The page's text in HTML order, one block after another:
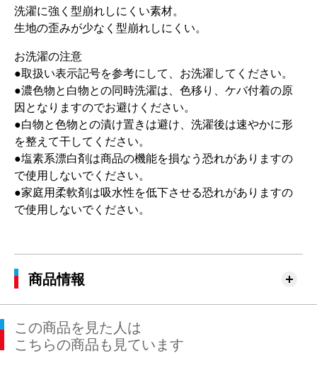
洗濯に強く型崩れしにくい素材。
生地の歪みが少なく型崩れしにくい。
お洗濯の注意
●取扱い表示記号を参考にして、お洗濯してください。
●濃色物と白物との同時洗濯は、色移り、ケバ付着の原
因となりますのでお避けください。
●白物と色物との漬け置きは避け、洗濯後は速やかに形
を整えて干してください。
●塩素系漂白剤は商品の機能を損なう恐れがありますの
で使用しないでください。
●家庭用柔軟剤は吸水性を低下させる恐れがありますの
で使用しないでください。
商品情報
この商品を見た人は
こちらの商品も見ています